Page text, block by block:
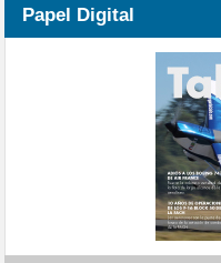
Papel Digital